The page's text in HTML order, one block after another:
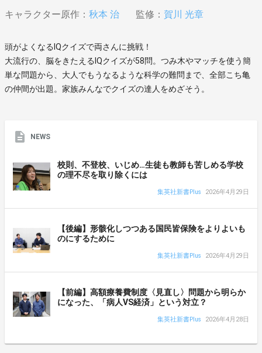
キャラクター原作： 秋本 治 監修： 賀川 光章
頭がよくなるIQクイズで両さんに挑戦！
大流行の、脳をきたえるIQクイズが58問。つみ木やマッチを使う簡
単な問題から、大人でもうなるような科学の難問まで、全部こち亀
の仲間が出題。家族みんなでクイズの達人をめざそう。
NEWS
校則、不登校、いじめ…生徒も教師も苦しめる学校
の理不尽を取り除くには
集英社新書Plus 2026年4月29日
【後編】形骸化しつつある国民皆保険をよりよいも
のにするために
集英社新書Plus 2026年4月29日
【前編】高額療養費制度〈見直し〉問題から明らか
になった、「病人VS経済」という対立？
集英社新書Plus 2026年4月28日